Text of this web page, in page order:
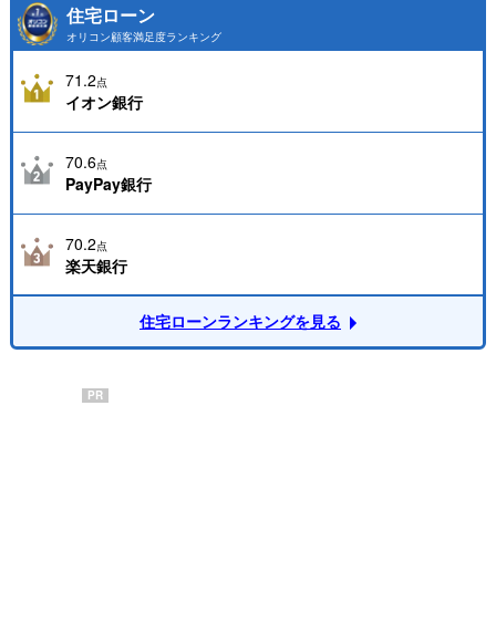
住宅ローン
オリコン顧客満足度ランキング
71.2点
イオン銀行
70.6点
PayPay銀行
70.2点
楽天銀行
住宅ローンランキングを見る
PR